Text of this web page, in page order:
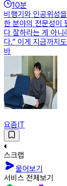
10분
비행기와 인공위성
한 분야의 전문성이
다 잘하라는 게 아니
다.” 이게 지금까지
바
요즘IT
스크랩
물어보기
서비스 전체보기